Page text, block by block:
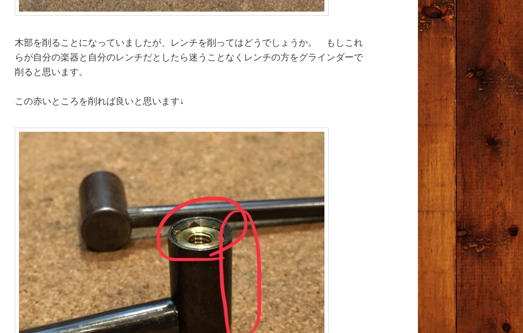
木部を削ることになっていましたが、レンチを削ってはどうでしょうか。 もしこれ
らが自分の楽器と自分のレンチだとしたら迷うことなくレンチの方をグラインダーで
削ると思います。
この赤いところを削れば良いと思います↓